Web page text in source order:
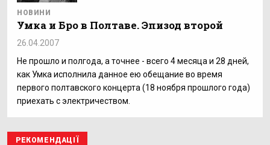
НОВИНИ
Умка и Бро в Полтаве. Эпизод второй
26.04.2007
Не прошло и полгода, а точнее - всего 4 месяца и 28 дней,
как Умка исполнила данное ею обещание во время
первого полтавского концерта (18 ноября прошлого года)
приехать с электричеством.
РЕКОМЕНДАЦІЇ